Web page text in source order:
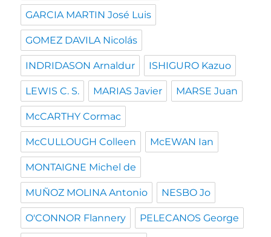
GARCIA MARTIN José Luis
GOMEZ DAVILA Nicolás
INDRIDASON Arnaldur ISHIGURO Kazuo
LEWIS C. S. MARIAS Javier MARSE Juan
McCARTHY Cormac
McCULLOUGH Colleen McEWAN Ian
MONTAIGNE Michel de
MUÑOZ MOLINA Antonio NESBO Jo
O'CONNOR Flannery PELECANOS George